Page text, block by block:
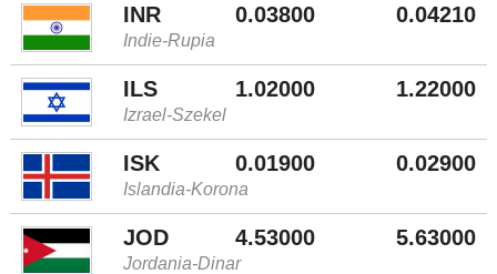
INR 0.03800 0.04210
Indie-Rupia
ILS 1.02000 1.22000
Izrael-Szekel
ISK 0.01900 0.02900
Islandia-Korona
JOD 4.53000 5.63000
Jordania-Dinar